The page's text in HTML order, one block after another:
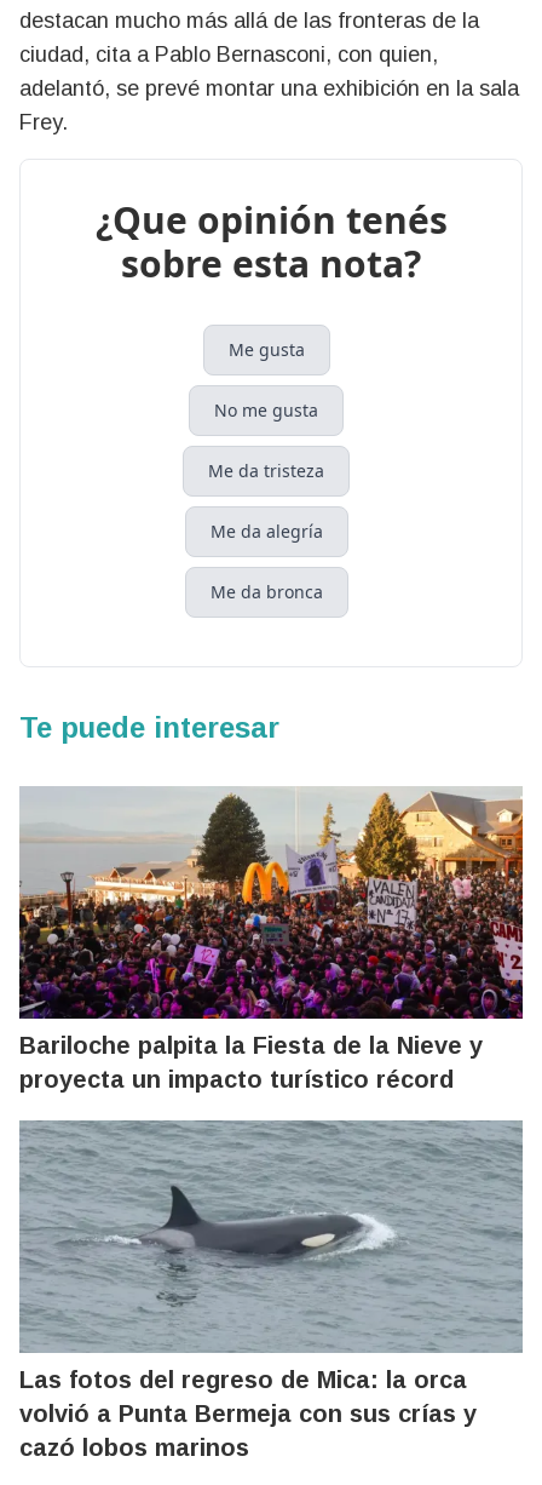
destacan mucho más allá de las fronteras de la
ciudad, cita a Pablo Bernasconi, con quien,
adelantó, se prevé montar una exhibición en la sala
Frey.
¿Que opinión tenés
sobre esta nota?
Me gusta
No me gusta
Me da tristeza
Me da alegría
Me da bronca
Te puede interesar
Bariloche palpita la Fiesta de la Nieve y
proyecta un impacto turístico récord
Las fotos del regreso de Mica: la orca
volvió a Punta Bermeja con sus crías y
cazó lobos marinos